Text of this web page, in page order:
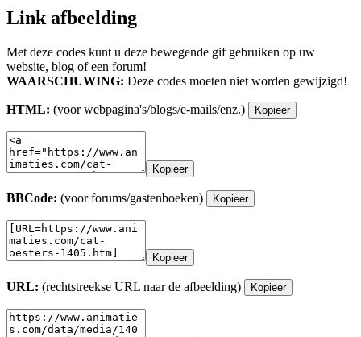
Link afbeelding
Met deze codes kunt u deze bewegende gif gebruiken op uw
website, blog of een forum!
WAARSCHUWING: Deze codes moeten niet worden gewijzigd!
HTML: (voor webpagina's/blogs/e-mails/enz.) Kopieer
Kopieer
BBCode: (voor forums/gastenboeken) Kopieer
Kopieer
URL: (rechtstreekse URL naar de afbeelding) Kopieer